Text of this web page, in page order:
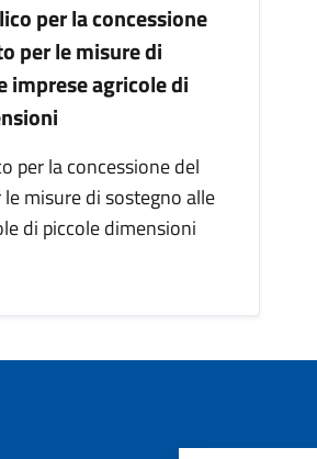
per la concessione
per le misure di
imprese agricole di
per la concessione del
misure di sostegno alle
di piccole dimensioni